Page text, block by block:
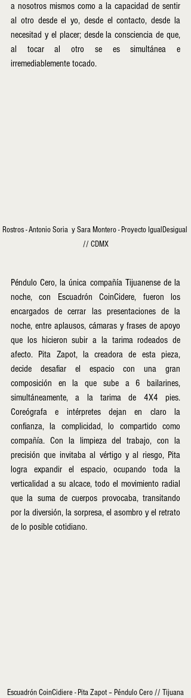
a nosotros mismos como a la capacidad de sentir
al otro desde el yo, desde el contacto, desde la
necesitad y el placer; desde la consciencia de que,
al tocar al otro se es simultánea e
irremediablemente tocado.
Rostros - Antonio Soria  y Sara Montero - Proyecto IgualDesigual
// CDMX
Péndulo Cero, la única compañía Tijuanense de la
noche, con Escuadrón CoinCidere, fueron los
encargados de cerrar las presentaciones de la
noche, entre aplausos, cámaras y frases de apoyo
que los hicieron subir a la tarima rodeados de
afecto. Pita Zapot, la creadora de esta pieza,
decide desafiar el espacio con una gran
composición en la que sube a 6 bailarines,
simultáneamente, a la tarima de 4X4 pies.
Coreógrafa e intérpretes dejan en claro la
confianza, la complicidad, lo compartido como
compañía. Con la limpieza del trabajo, con la
precisión que invitaba al vértigo y al riesgo, Pita
logra expandir el espacio, ocupando toda la
verticalidad a su alcace, todo el movimiento radial
que la suma de cuerpos provocaba, transitando
por la diversión, la sorpresa, el asombro y el retrato
de lo posible cotidiano.
Escuadrón CoinCidiere - Pita Zapot – Péndulo Cero // Tijuana